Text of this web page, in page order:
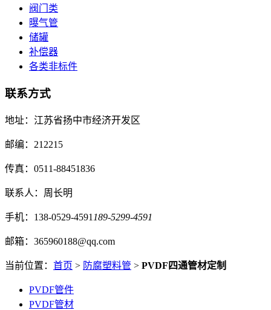
阀门类
曝气管
储罐
补偿器
各类非标件
联系方式
地址：江苏省扬中市经济开发区
邮编：212215
传真：0511-88451836
联系人：周长明
手机：138-0529-4591 189-5299-4591
邮箱：365960188@qq.com
当前位置： 首页 > 防腐塑料管 > PVDF四通管材定制
PVDF管件
PVDF管材